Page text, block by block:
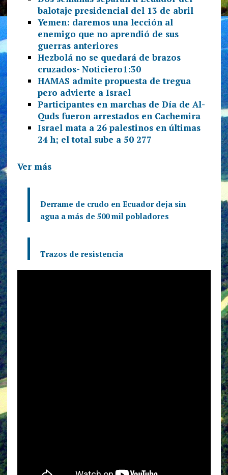
balotaje presidencial del 13 de abril
Yemen: daremos una lección al
enemigo que no aprendió de sus
guerras anteriores
Hezbolá no se quedará de brazos
cruzados- Noticiero1:30
HAMAS admite propuesta de tregua
pero advierte a Israel
Participantes en marchas de Día de Al-
Quds fueron arrestados en Cachemira
Israel mata a 26 palestinos en últimas
24 h; el total sube a 50 277
Ver más
Derrame de crudo en Ecuador deja sin
agua a más de 500 mil pobladores
Trazos de resistencia